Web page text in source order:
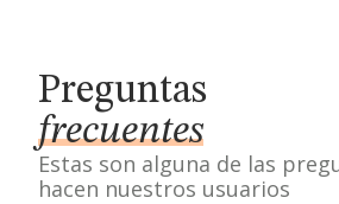
Preguntas
frecuentes
Estas son alguna de las
hacen nuestros usuarios